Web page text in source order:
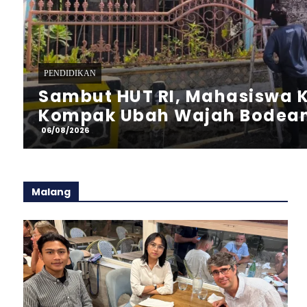
PERISTIWA
Helikopter Basarnas
Perairan Utara Kab.
06/08/2026
Malang